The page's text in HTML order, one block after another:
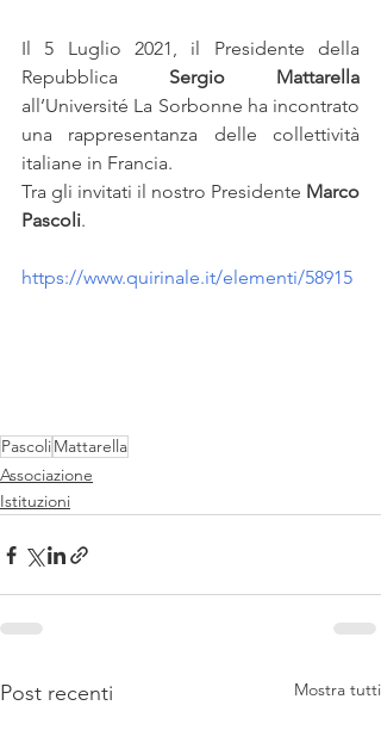
Il 5 Luglio 2021, il Presidente della
Repubblica Sergio Mattarella
una rappresentanza delle collettività
italiane in Francia.
Tra gli invitati il nostro Presidente Marco
Pascoli.
https://www.quirinale.it/elementi/58915
PascoliMattarella
Associazione
Istituzioni
Post recenti Mostra tutti